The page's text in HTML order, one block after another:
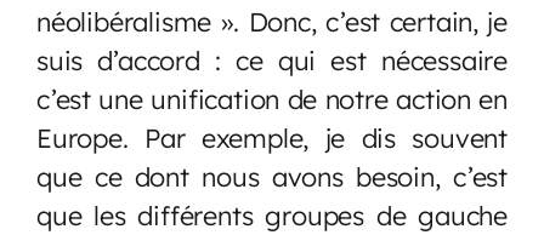
néolibéralisme ». Donc, c’est certain, je
suis d’accord : ce qui est nécessaire
c’est une unification de notre action en
Europe. Par exemple, je dis souvent
que ce dont nous avons besoin, c’est
que les différents groupes de gauche